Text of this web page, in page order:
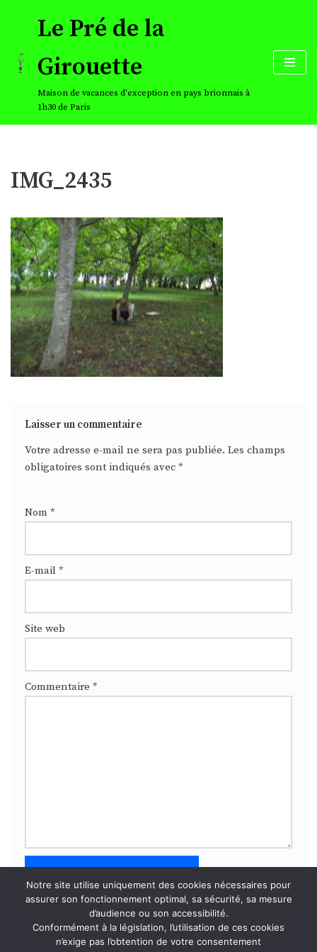
au
contenu
Le Pré de la
Girouette
Maison de vacances d'exception en pays brionnais à
1h30 de Paris
IMG_2435
Laisser un commentaire
Votre adresse e-mail ne sera pas publiée. Les champs
obligatoires sont indiqués avec *
Nom *
E-mail *
Site web
Commentaire *
Ce site utilise Akismet pour réduire les indésirables.En
savoir plus sur la façon dont les données de vos
Notre site utilise uniquement des cookies nécessaires pour
assurer son fonctionnement optimal, sa sécurité, sa mesure
d’audience ou son accessibilité.
Conformément à la législation, l’utilisation de ces cookies
n’exige pas l’obtention de votre consentement